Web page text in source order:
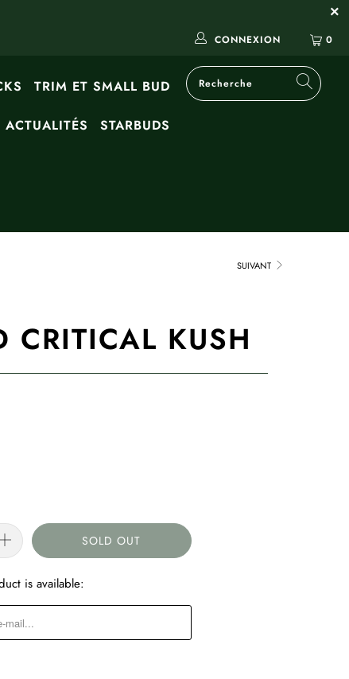
0
CONNEXION
TRIM ET SMALL BUD
ACTUALITÉS STARBUDS
SUIVANT
CRITICAL KUSH
SOLD OUT
is available: